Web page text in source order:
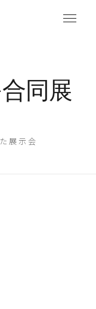
同展
展示会